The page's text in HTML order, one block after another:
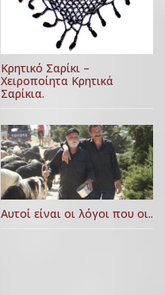
Κρητικό Σαρίκι –
Χειροποίητα Κρητικά
Σαρίκια.
Αυτοί είναι οι λόγοι που οι..